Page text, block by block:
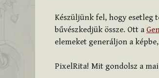
Készüljünk fel, hogy esetleg
bűvészkedjük össze. Ott a
elemeket generáljon a
PixelRita! Mit gondolsz a